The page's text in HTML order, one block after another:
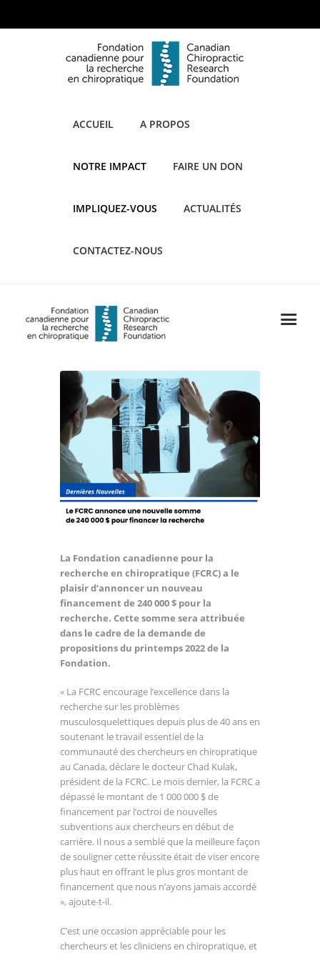
ACCUEIL A PROPOS
NOTRE IMPACT FAIRE UN DON
IMPLIQUEZ-VOUS ACTUALITÉS
CONTACTEZ-NOUS
La Fondation canadienne pour la
recherche en chiropratique (FCRC) a le
plaisir d’annoncer un nouveau
financement de 240 000 $ pour la
recherche. Cette somme sera attribuée
dans le cadre de la demande de
propositions du printemps 2022 de la
Fondation.
« La FCRC encourage l’excellence dans la
recherche sur les problèmes
musculosquelettiques depuis plus de 40 ans en
soutenant le travail essentiel de la
communauté des chercheurs en chiropratique
au Canada, déclare le docteur Chad Kulak,
président de la FCRC. Le mois dernier, la FCRC a
dépassé le montant de 1 000 000 $ de
financement par l’octroi de nouvelles
subventions aux chercheurs en début de
carrière. Il nous a semblé que la meilleure façon
de souligner cette réussite était de viser encore
plus haut en offrant le plus gros montant de
financement que nous n’ayons jamais accordé
», ajoute-t-il.
C’est une occasion appréciable pour les
chercheurs et les cliniciens en chiropratique, et